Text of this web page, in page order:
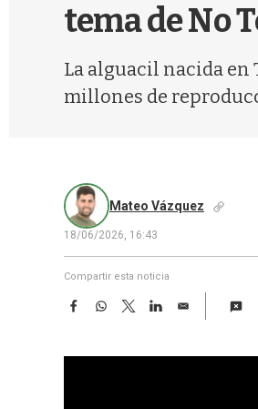
tema de No
La alguacil nacida en
millones de
Mateo Vázquez
18/06/2026, 16:43
Compartir esta noticia
F
e
W
t
T
w
t
L
k
E
i